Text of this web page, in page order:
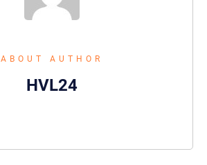
ABOUT AUTHOR
HVL24